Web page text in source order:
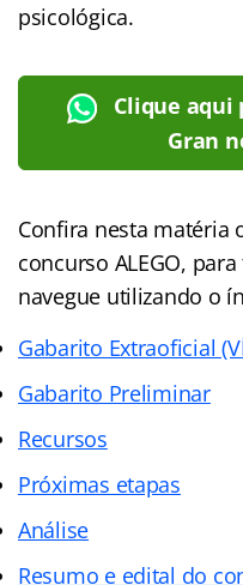
psicológica.
Clique aqui
Gran
Confira nesta matéria
concurso ALEGO,
navegue utilizando o
Gabarito Extraoficial
Gabarito Preliminar
Recursos
Próximas etapas
Análise
Resumo e edital do